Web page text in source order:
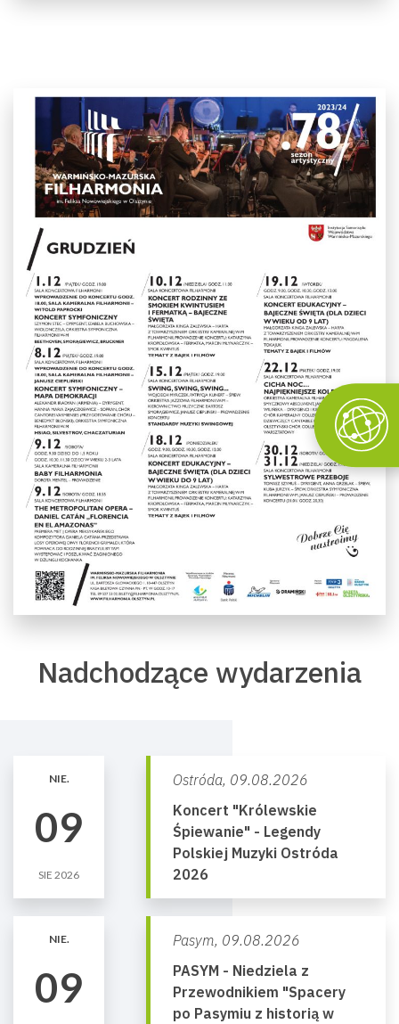
Nadchodzące wydarzenia
NIE.
09
SIE 2026
Ostróda, 09.08.2026
Koncert "Królewskie
Śpiewanie" - Legendy
Polskiej Muzyki Ostróda
2026
NIE.
09
Pasym, 09.08.2026
PASYM - Niedziela z
Przewodnikiem "Spacery
po Pasymiu z historią w